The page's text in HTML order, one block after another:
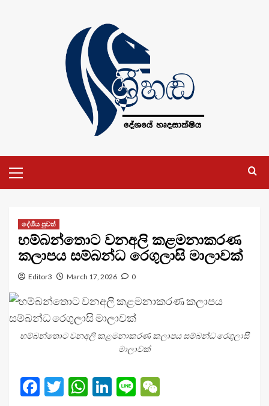
Menu
දේශීය පුවත්
හම්බන්තොට වනඅලි කළමනාකරණ
කලාපය සම්බන්ධ රෙගුලාසි මාලාවක්
Editor3 March 17, 2026 0
හම්බන්තොට වනඅලි කළමනාකරණ කලාපය සම්බන්ධ රෙගුලාසි
මාලාවක්
Facebook
Twitter
WhatsApp
LinkedIn
Line